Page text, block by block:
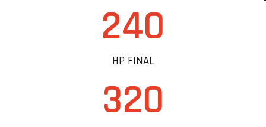
240
HP FINAL
320